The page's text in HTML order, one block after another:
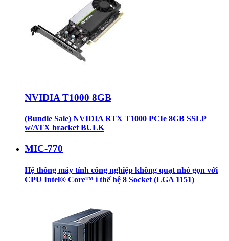
NVIDIA T1000 8GB
(Bundle Sale) NVIDIA RTX T1000 PCIe 8GB SSLP
w/ATX bracket BULK
MIC-770
Hệ thống máy tính công nghiệp không quạt nhỏ gọn với
CPU Intel® Core™ i thế hệ 8 Socket (LGA 1151)